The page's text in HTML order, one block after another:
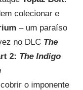
colecionar e
– um paraíso
no DLC The
2: The Indigo
o imponente